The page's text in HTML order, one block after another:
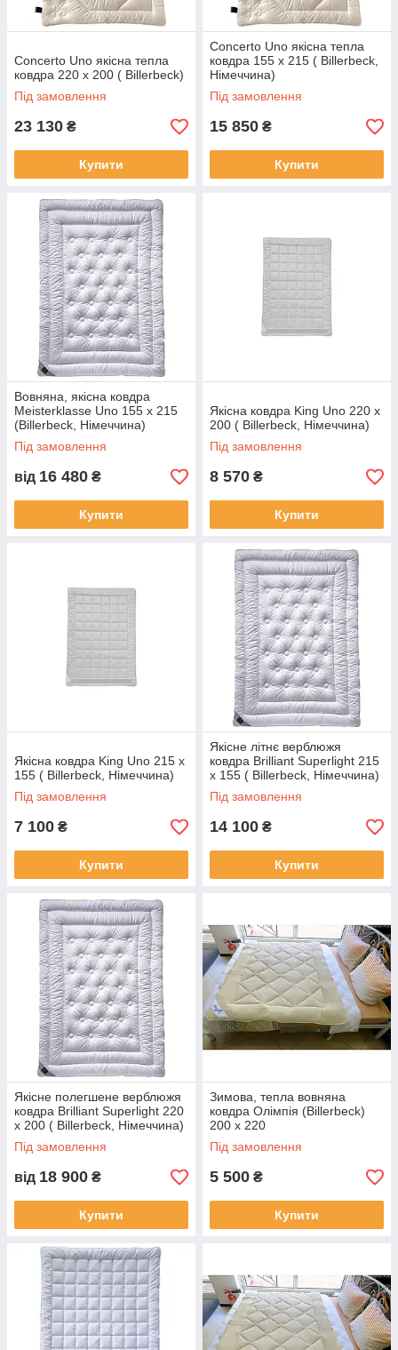
Concerto Uno якісна тепла
ковдра 220 х 200 ( Billerbeck)
Під замовлення
23 130 ₴
Купити
Concerto Uno якісна тепла
ковдра 155 х 215 ( Billerbeck,
Німеччина)
Під замовлення
15 850 ₴
Купити
Вовняна, якісна ковдра
Meisterklasse Uno 155 х 215
(Billerbeck, Німеччина)
Під замовлення
від 16 480 ₴
Купити
Якісна ковдра King Uno 220 х
200 ( Billerbeck, Німеччина)
Під замовлення
8 570 ₴
Купити
Якісна ковдра King Uno 215 х
155 ( Billerbeck, Німеччина)
Під замовлення
7 100 ₴
Купити
Якісне літнє верблюжя
ковдра Brilliant Superlight 215
х 155 ( Billerbeck, Німеччина)
Під замовлення
14 100 ₴
Купити
Якісне полегшене верблюжя
ковдра Brilliant Superlight 220
х 200 ( Billerbeck, Німеччина)
Під замовлення
від 18 900 ₴
Купити
Зимова, тепла вовняна
ковдра Олімпія (Billerbeck)
200 х 220
Під замовлення
5 500 ₴
Купити